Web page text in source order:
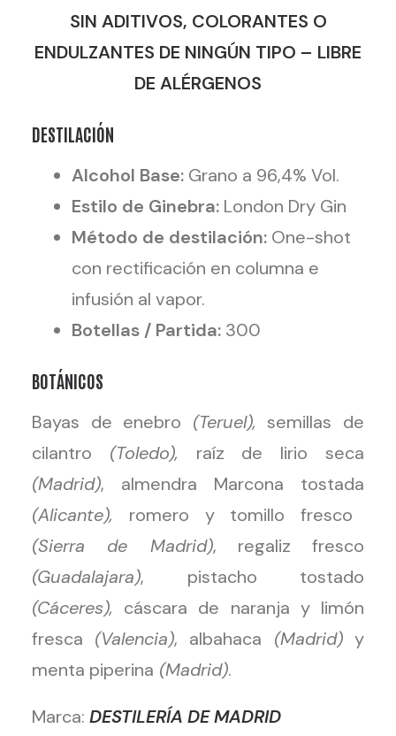
SIN ADITIVOS, COLORANTES O
ENDULZANTES DE NINGÚN TIPO – LIBRE
DE ALÉRGENOS
DESTILACIÓN
Alcohol Base: Grano a 96,4% Vol.
Estilo de Ginebra: London Dry Gin
Método de destilación: One-shot
con rectificación en columna e
infusión al vapor.
Botellas / Partida: 300
BOTÁNICOS
Bayas de enebro (Teruel), semillas de
cilantro (Toledo), raíz de lirio seca
(Madrid), almendra Marcona tostada
(Alicante), romero y tomillo fresco
(Sierra de Madrid), regaliz fresco
(Guadalajara), pistacho tostado
(Cáceres), cáscara de naranja y limón
fresca (Valencia), albahaca (Madrid) y
menta piperina (Madrid).
Marca: DESTILERÍA DE MADRID